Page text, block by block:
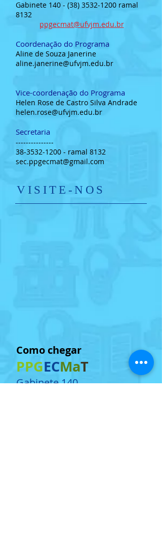
Gabinete 140 - (38) 3532-1200 ramal
8132
ppgecmat@ufvjm.edu.br
Coordenação do Programa
Aline de Souza Janerine
aline.janerine@ufvjm.edu.br
Vice-coordenação do Programa
Helen Rose de Castro Silva Andrade
helen.rose@ufvjm.edu.br
Secretaria
---------------
38-3532-1200 - ramal 8132
sec.ppgecmat@gmail.com
​VISITE-NOS
Como chegar
PPGECMaT
Gabinete 140.